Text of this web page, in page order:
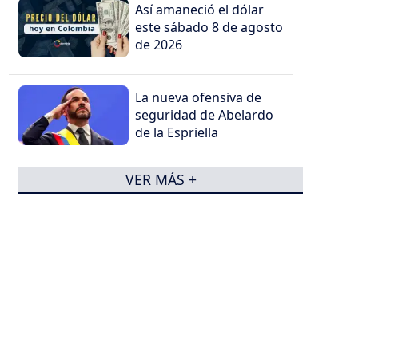
Así amaneció el dólar
este sábado 8 de agosto
de 2026
La nueva ofensiva de
seguridad de Abelardo
de la Espriella
VER MÁS +